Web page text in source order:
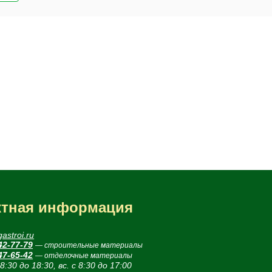
информация
77-79 — строительные материалы
65-42 — отделочные материалы
до 18:30, вс. с 8:30 до 17:00